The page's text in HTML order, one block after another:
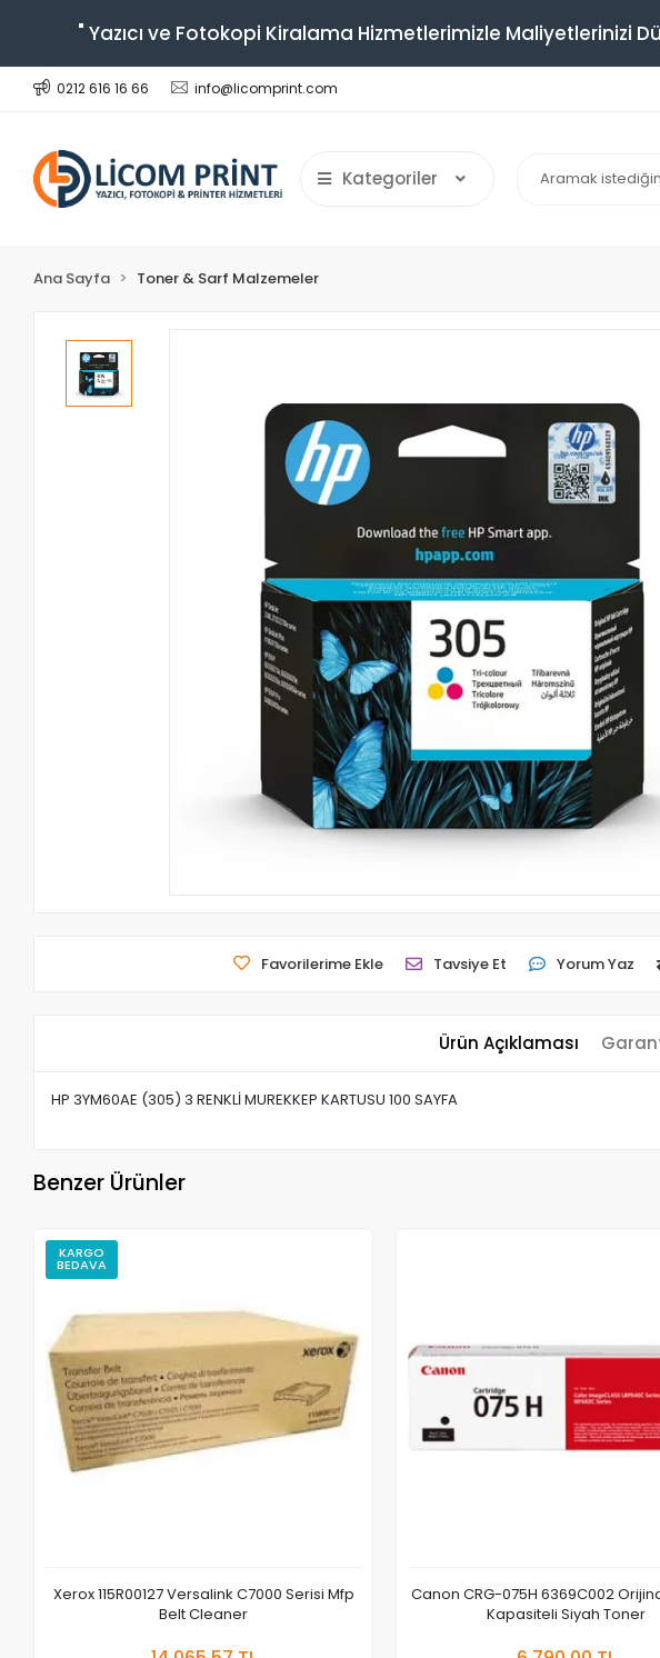
" Yazıcı ve Fotokopi Kiralama Hizmetlerimizle Maliyetlerinizi
0212 616 16 66 info@licomprint.com
Kategoriler
Ana Sayfa Toner & Sarf Malzemeler
Favorilerime Ekle Tavsiye Et Yorum Yaz
Ürün Açıklaması
HP 3YM60AE (305) 3 RENKLİ MUREKKEP KARTUSU 100 SAYFA
Benzer Ürünler
KARGO
BEDAVA
Xerox 115R00127 Versalink C7000 Serisi Mfp
Belt Cleaner
Canon CRG-075H 6369C002
Kapasiteli Siyah Toner